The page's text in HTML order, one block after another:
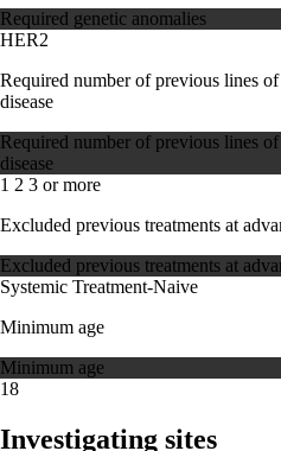
Required genetic anomalies
HER2
Required number of previous lines
disease
Required number of previous lines
disease
1 2 3 or more
Excluded previous treatments at
Excluded previous treatments at
Systemic Treatment-Naive
Minimum age
Minimum age
18
Investigating sites